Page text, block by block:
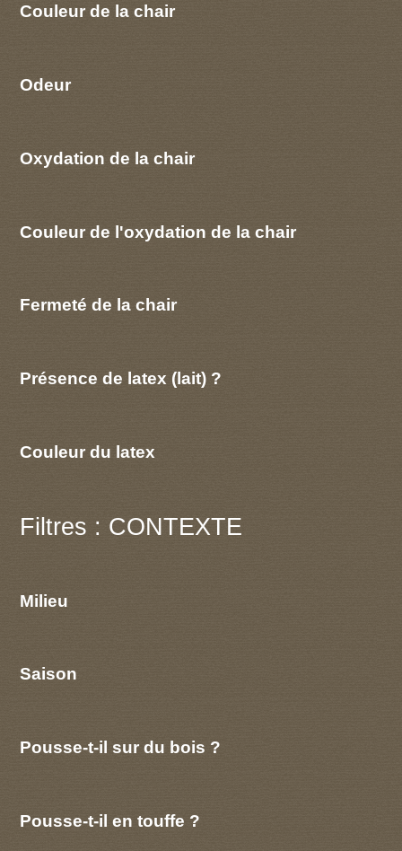
Couleur de la chair
Odeur
Oxydation de la chair
Couleur de l'oxydation de la chair
Fermeté de la chair
Présence de latex (lait) ?
Couleur du latex
Filtres : CONTEXTE
Milieu
Saison
Pousse-t-il sur du bois ?
Pousse-t-il en touffe ?